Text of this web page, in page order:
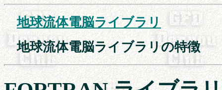
地球流体電脳ライブラリ
地球流体電脳ライブラリの特徴